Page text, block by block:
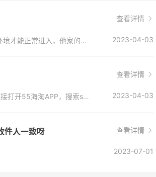
查看详情
我每次都是直接在55海淘搜索进入，但是需要科学网络环境才能正常进入，他家的地址是：www.sephora.com 2023-04-03
查看详情
www.sephora.com 这个是丝芙兰的官网地址，也可以直接打开55海淘APP，搜索sephora进入官网 2023-04-03
件人一致呀 查看详情
2023-07-01
苦巧咸酪碎银子 | 喜茶最夯的一杯️
08月08日
深夜美食，打卡自贡小烧烤
iHerb8月第一单！日常补给囤起来